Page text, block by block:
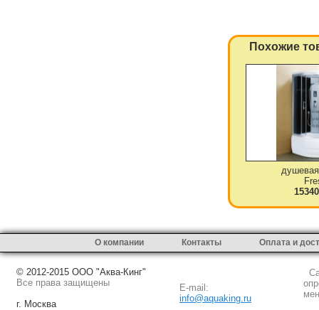
Похожие
О компании Контакты Оплата и
© 2012-2015 ООО "Аква-Кинг"
Все права защищены
г. Москва
E-mail:
info@aquaking.ru